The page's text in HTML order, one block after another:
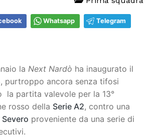
Whatsapp Telegram
la Next Nardò ha inaugurato il
purtroppo ancora senza tifosi
la partita valevole per la 13°
rosso della Serie A2, contro una
Severo proveniente da una serie di